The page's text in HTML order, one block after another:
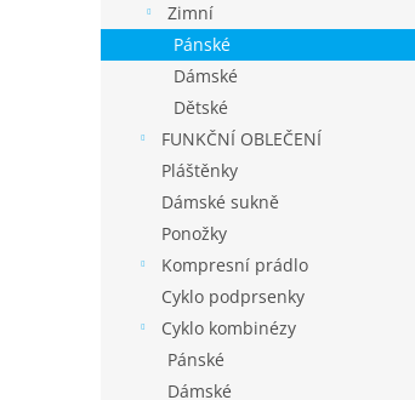
Zimní
Pánské
Dámské
Dětské
FUNKČNÍ OBLEČENÍ
Pláštěnky
Dámské sukně
Ponožky
Kompresní prádlo
Cyklo podprsenky
Cyklo kombinézy
Pánské
Dámské